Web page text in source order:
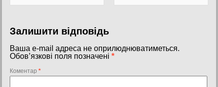
Залишити відповідь
Ваша e-mail адреса не оприлюднюватиметься.
Обов’язкові поля позначені *
Коментар *